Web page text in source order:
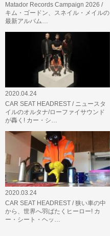
Matador Records Campaign 2026 /
キム・ゴードン、スネイル・メイルの
最新アルバム…
2020.04.24
CAR SEAT HEADREST / ニュースタ
イルのオルタナ/ローファイサウンド
が轟く! カー・シ…
2020.03.24
CAR SEAT HEADREST / 狭い車の中
から、世界へ羽ばたくヒーロー! カ
ー・シート・ヘッ…